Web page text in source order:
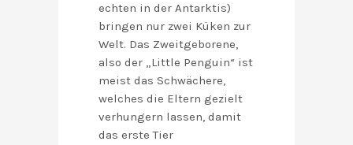
echten in der Antarktis)
bringen nur zwei Küken zur
Welt. Das Zweitgeborene,
also der „Little Penguin“ ist
meist das Schwächere,
welches die Eltern gezielt
verhungern lassen, damit
das erste Tier